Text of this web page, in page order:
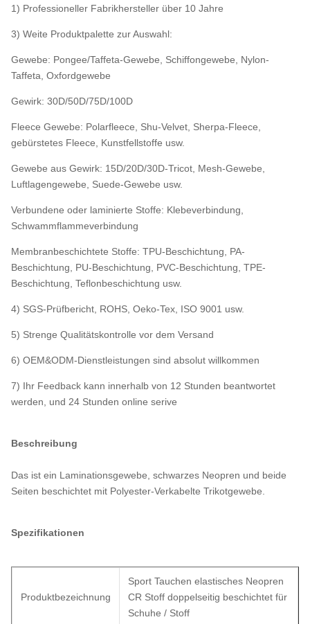
1) Professioneller Fabrikhersteller über 10 Jahre
3) Weite Produktpalette zur Auswahl:
Gewebe: Pongee/Taffeta-Gewebe, Schiffongewebe, Nylon-
Taffeta, Oxfordgewebe
Gewirk: 30D/50D/75D/100D
Fleece Gewebe: Polarfleece, Shu-Velvet, Sherpa-Fleece,
gebürstetes Fleece, Kunstfellstoffe usw.
Gewebe aus Gewirk: 15D/20D/30D-Tricot, Mesh-Gewebe,
Luftlagengewebe, Suede-Gewebe usw.
Verbundene oder laminierte Stoffe: Klebeverbindung,
Schwammflammeverbindung
Membranbeschichtete Stoffe: TPU-Beschichtung, PA-
Beschichtung, PU-Beschichtung, PVC-Beschichtung, TPE-
Beschichtung, Teflonbeschichtung usw.
4) SGS-Prüfbericht, ROHS, Oeko-Tex, ISO 9001 usw.
5) Strenge Qualitätskontrolle vor dem Versand
6) OEM&ODM-Dienstleistungen sind absolut willkommen
7) Ihr Feedback kann innerhalb von 12 Stunden beantwortet
werden, und 24 Stunden online serive
Beschreibung
Das ist ein Laminationsgewebe, schwarzes Neopren und beide
Seiten beschichtet mit Polyester-Verkabelte Trikotgewebe.
Spezifikationen
Produktbezeichnung
Sport Tauchen elastisches Neopren
CR Stoff doppelseitig beschichtet für
Schuhe / Stoff